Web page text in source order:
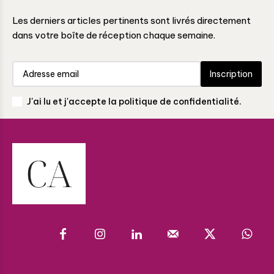
Les derniers articles pertinents sont livrés directement
dans votre boîte de réception chaque semaine.
Inscription
J'ai lu et j'accepte la politique de confidentialité.